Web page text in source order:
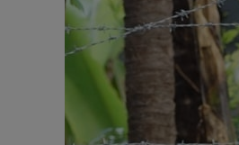
ARCH EXCLUSIVE
CATEGORY